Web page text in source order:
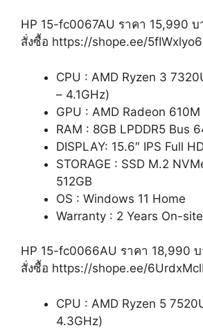
HP 15-fc0067AU ราคา 15,990 บ
สั่งซื้อ https://shope.ee/
CPU : AMD Ryzen 3
– 4.1GHz)
GPU : AMD Radeon
RAM : 8GB LPDDR5 Bus
DISPLAY: 15.6″ IPS Full
STORAGE : SSD M.2
512GB
OS : Windows 11 Home
Warranty : 2 Years On-
HP 15-fc0066AU ราคา 18,990
สั่งซื้อ https://shope.ee/
CPU : AMD Ryzen 5
4.3GHz)